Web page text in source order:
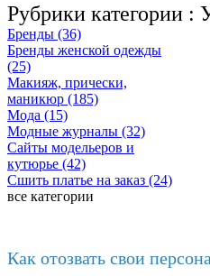
Рубрики категории :
Бренды (36)
Бренды женской одежды
(25)
Макияж, прически,
маникюр (185)
Мода (15)
Модные журналы (32)
Сайты модельеров и
кутюрье (42)
Сшить платье на заказ (24)
все категории
Как отозвать свои